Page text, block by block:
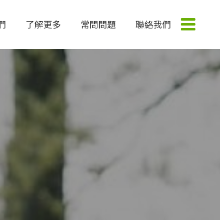
了解更多 常問問題 聯絡我們